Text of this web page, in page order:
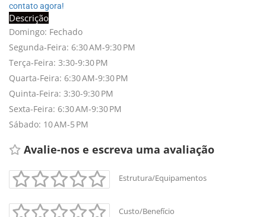
contato agora!
Descrição
Domingo: Fechado
Segunda-Feira: 6:30 AM-9:30 PM
Terça-Feira: 3:30-9:30 PM
Quarta-Feira: 6:30 AM-9:30 PM
Quinta-Feira: 3:30-9:30 PM
Sexta-Feira: 6:30 AM-9:30 PM
Sábado: 10 AM-5 PM
Avalie-nos e escreva uma avaliação
Estrutura/Equipamentos
Custo/Benefício